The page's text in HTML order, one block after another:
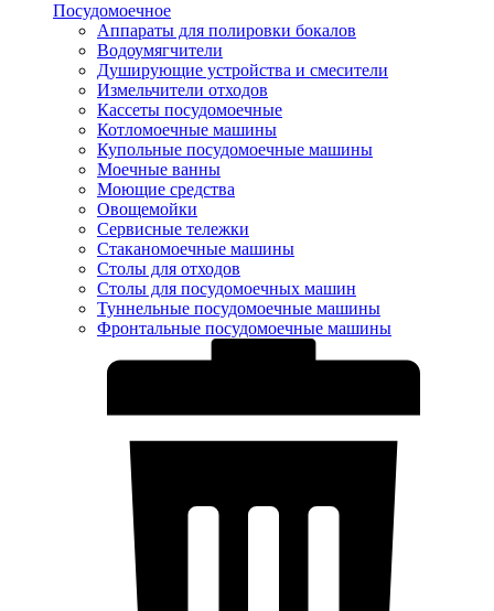
Посудомоечное
Аппараты для полировки бокалов
Водоумягчители
Душирующие устройства и смесители
Измельчители отходов
Кассеты посудомоечные
Котломоечные машины
Купольные посудомоечные машины
Моечные ванны
Моющие средства
Овощемойки
Сервисные тележки
Стаканомоечные машины
Столы для отходов
Столы для посудомоечных машин
Туннельные посудомоечные машины
Фронтальные посудомоечные машины